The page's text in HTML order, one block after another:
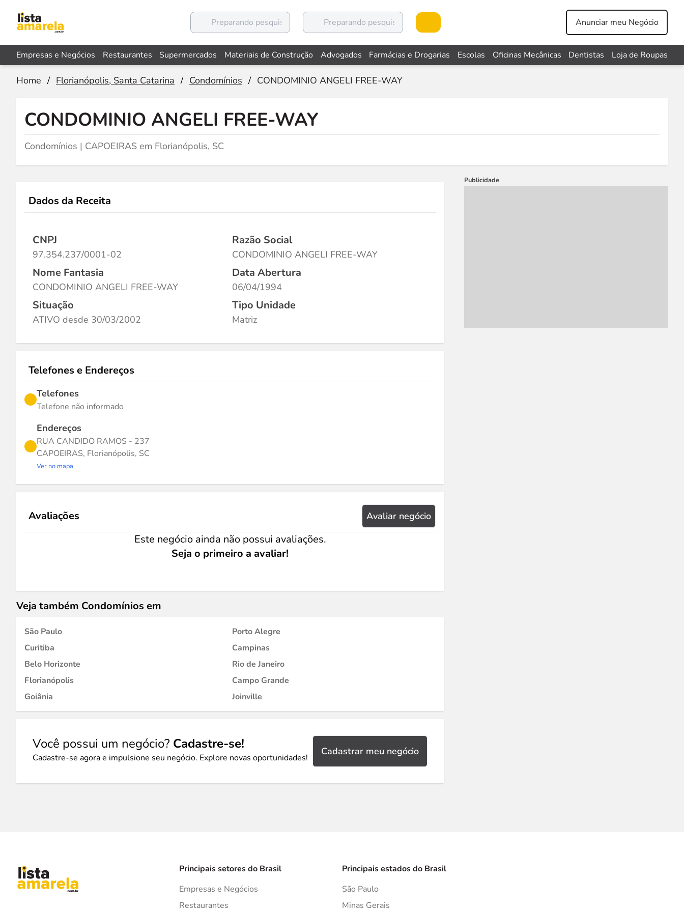
Anunciar meu Negócio
Empresas e Negócios Restaurantes Supermercados Materiais de Construção Advogados Farmácias e Drogarias Escolas Oficinas Mecânicas Dentistas Loja de Roupas
Home / Florianópolis, Santa Catarina / Condomínios / CONDOMINIO ANGELI FREE-WAY
CONDOMINIO ANGELI FREE-WAY
Condomínios | CAPOEIRAS em Florianópolis, SC
Dados da Receita
CNPJ
97.354.237/0001-02
Razão Social
CONDOMINIO ANGELI FREE-WAY
Nome Fantasia
CONDOMINIO ANGELI FREE-WAY
Data Abertura
06/04/1994
Situação
ATIVO desde 30/03/2002
Tipo Unidade
Matriz
Telefones e Endereços
Telefones
Telefone não informado
Endereços
RUA CANDIDO RAMOS - 237
CAPOEIRAS, Florianópolis, SC
Ver no mapa
Avaliações Avaliar negócio
Este negócio ainda não possui avaliações.
Seja o primeiro a avaliar!
Veja também Condomínios em
São Paulo
Porto Alegre
Curitiba
Campinas
Belo Horizonte
Rio de Janeiro
Florianópolis
Campo Grande
Goiânia
Joinville
Você possui um negócio? Cadastre-se!
Cadastre-se agora e impulsione seu negócio. Explore novas oportunidades!
Cadastrar meu negócio
Publicidade
Principais setores do Brasil
Empresas e Negócios
Restaurantes
Principais estados do Brasil
São Paulo
Minas Gerais